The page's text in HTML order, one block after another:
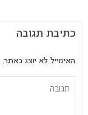
כתיבת תגובה
האימייל לא יוצג באתר.